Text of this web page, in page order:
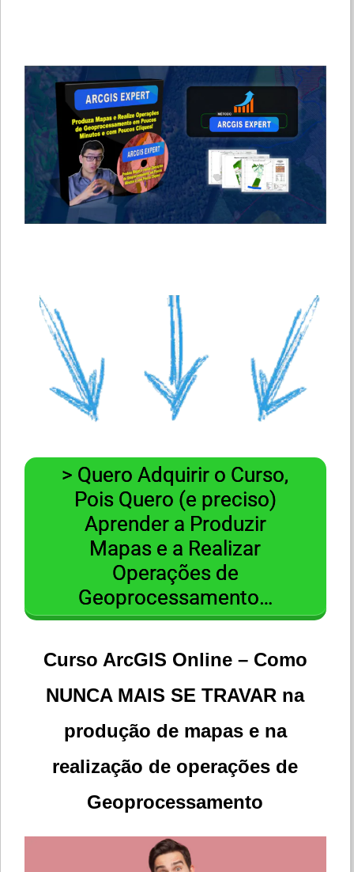
> Quero Adquirir o Curso,
Pois Quero (e preciso)
Aprender a Produzir
Mapas e a Realizar
Operações de
Geoprocessamento…
Curso ArcGIS Online – Como
NUNCA MAIS SE TRAVAR na
produção de mapas e na
realização de operações de
Geoprocessamento